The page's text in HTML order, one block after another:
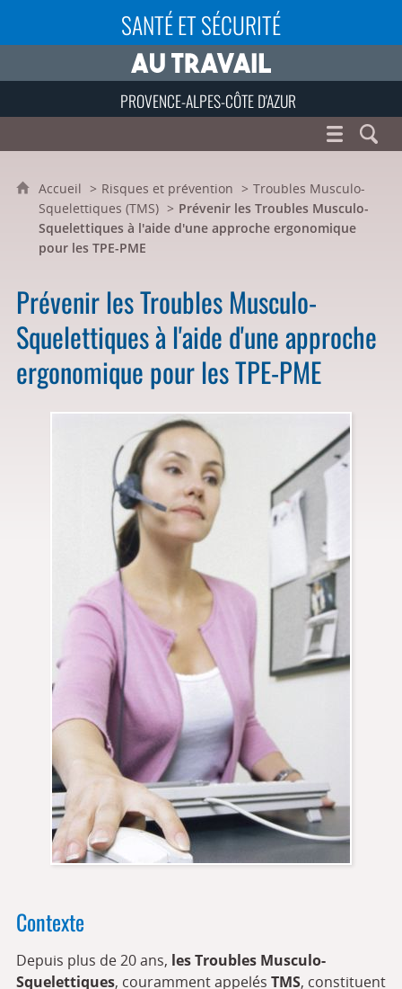
SANTÉ ET SÉCURITÉ
PROVENCE-ALPES-CÔTE D'AZUR
Accueil Risques et prévention
Troubles Musculo-
Squelettiques (TMS)
Prévenir les Troubles Musculo-
Squelettiques à l'aide d'une approche ergonomique
pour les TPE-PME
Prévenir les Troubles Musculo-
Squelettiques à l'aide d'une approche
ergonomique pour les TPE-PME
Contexte
Depuis plus de 20 ans, les Troubles Musculo-
Squelettiques, couramment appelés TMS, constituent